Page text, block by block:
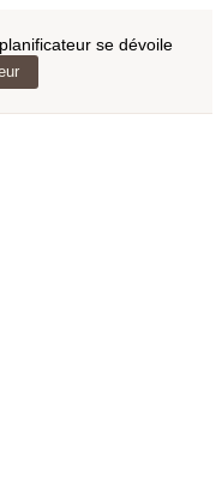
se dévoile